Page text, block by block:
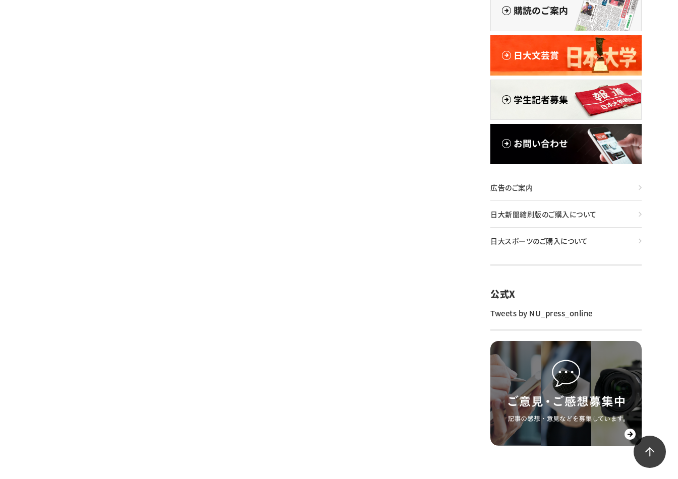
広告のご案内
日大新聞縮刷版のご購入について
日大スポーツのご購入について
公式X
Tweets by NU_press_online